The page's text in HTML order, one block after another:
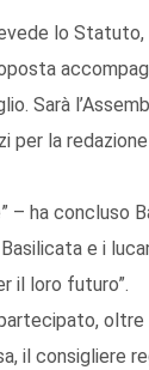
lo Statuto,
Sarà
per la
– ha concluso
e i
il loro futuro”.
oltre
il consigliere